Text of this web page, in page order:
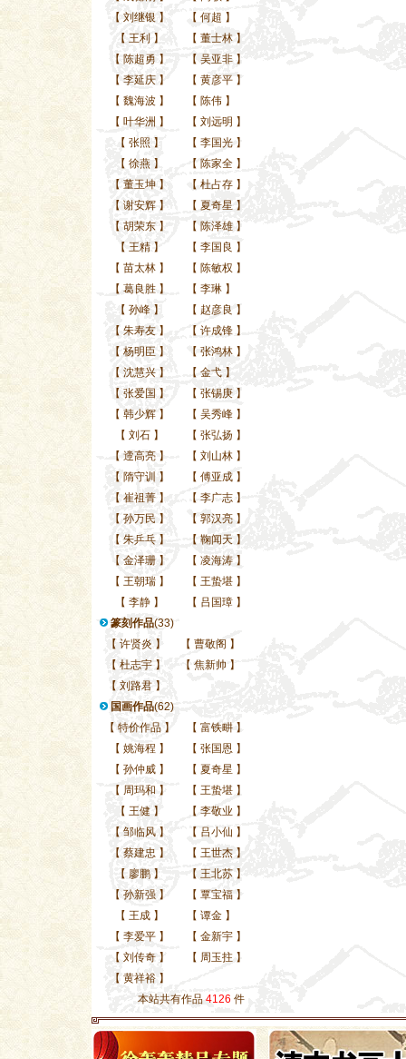
【 刘继银 】 【 何超 】
【 王利 】 【 董士林 】
【 陈超勇 】 【 吴亚非 】
【 李延庆】 【 黄彦平 】
【 魏海波 】 【 陈伟 】
【 叶华洲 】 【 刘远明 】
【 张照 】 【 李国光 】
【 徐燕】 【 陈家全 】
【 董玉坤】 【 杜占存 】
【 谢安辉】 【 夏奇星 】
【 胡荣东】 【 陈泽雄 】
【 王精】 【 李国良 】
【 苗太林】 【 陈敏权 】
【 葛良胜】 【 李琳 】
【 孙峰】 【 赵彦良 】
【 朱寿友】 【 许成锋 】
【 杨明臣 】 【 张鸿林 】
【 沈慧兴】 【 金弋 】
【 张爱国 】 【 张锡庚 】
【 韩少辉】 【 吴秀峰 】
【 刘石】 【 张弘扬 】
【 遆高亮】 【 刘山林 】
【 隋守训 】 【 傅亚成 】
【 崔祖菁】 【 李广志 】
【 孙万民 】 【 郭汉亮 】
【 朱乒乓】 【 鞠闻天 】
【 金泽珊】 【 凌海涛 】
【 王朝瑞】 【 王蛰堪 】
【 李静】 【 吕国璋 】
篆刻作品(33)
【 许贤炎 】 【 曹敬阁 】
【 杜志宇 】 【 焦新帅 】
【 刘路君 】
国画作品(62)
【 特价作品】 【 富铁畊 】
【 姚海程 】 【 张国恩 】
【 孙仲威】 【 夏奇星 】
【 周玛和 】 【 王蛰堪 】
【 王健】 【 李敬业 】
【 邹临风】 【 吕小仙 】
【 蔡建忠 】 【 王世杰 】
【 廖鹏】 【 王北苏 】
【 孙新强】 【 覃宝福 】
【 王成】 【 谭金 】
【 李爱平】 【 金新宇 】
【 刘传奇】 【 周玉拄 】
【 黄祥裕】
本站共有作品 4126 件